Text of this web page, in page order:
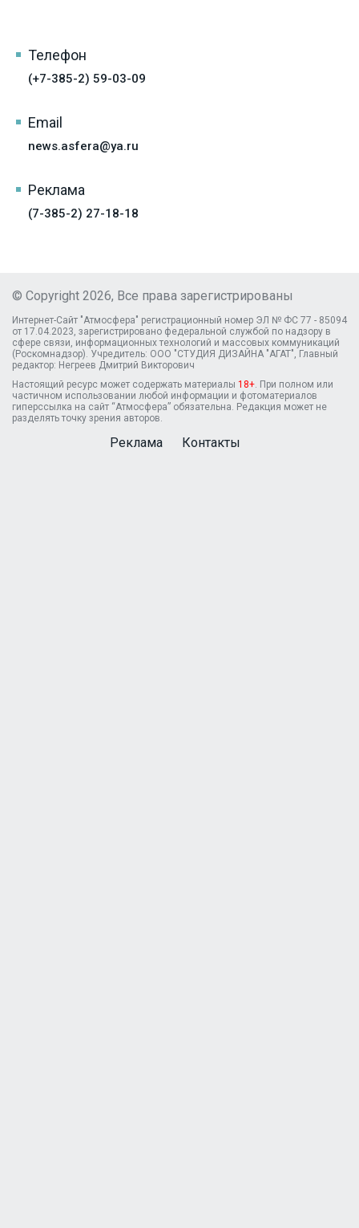
Телефон
(+7-385-2) 59-03-09
Email
news.asfera@ya.ru
Реклама
(7-385-2) 27-18-18
© Copyright 2026, Все права зарегистрированы
Интернет-Сайт "Атмосфера" регистрационный номер ЭЛ № ФС 77 - 85094
от 17.04.2023, зарегистрировано федеральной службой по надзору в
сфере связи, информационных технологий и массовых коммуникаций
(Роскомнадзор). Учредитель: ООО "СТУДИЯ ДИЗАЙНА "АГАТ", Главный
редактор: Негреев Дмитрий Викторович
Настоящий ресурс может содержать материалы 18+ . При полном или
частичном использовании любой информации и фотоматериалов
гиперссылка на сайт “Атмосфера” обязательна. Редакция может не
разделять точку зрения авторов.
Реклама Контакты